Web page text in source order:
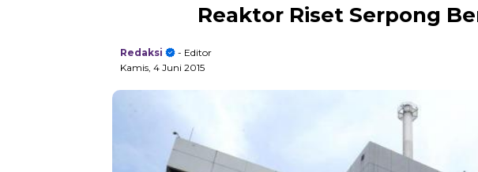
Reaktor Riset Serpong
Redaksi
- Editor
Kamis, 4 Juni 2015